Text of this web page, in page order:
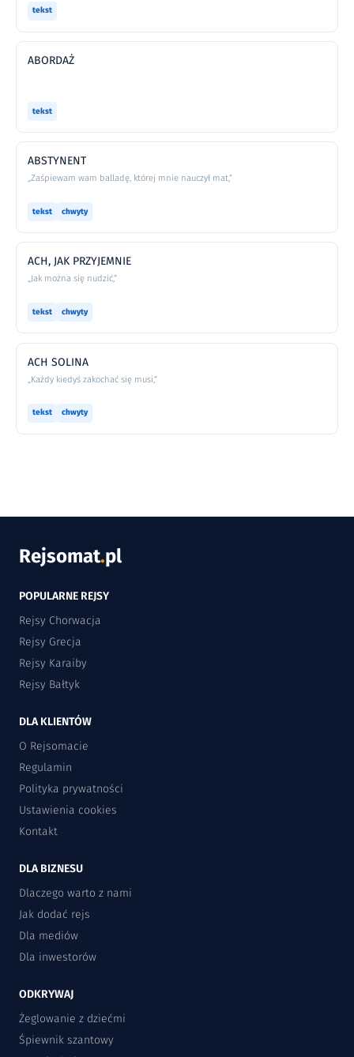
tekst
ABORDAŻ
tekst
ABSTYNENT
„Zaśpiewam wam balladę, której mnie nauczył mat,”
tekst chwyty
ACH, JAK PRZYJEMNIE
„Jak można się nudzić,”
tekst chwyty
ACH SOLINA
„Każdy kiedyś zakochać się musi,”
tekst chwyty
Rejsomat.pl
POPULARNE REJSY
Rejsy Chorwacja
Rejsy Grecja
Rejsy Karaiby
Rejsy Bałtyk
DLA KLIENTÓW
O Rejsomacie
Regulamin
Polityka prywatności
Ustawienia cookies
Kontakt
DLA BIZNESU
Dlaczego warto z nami
Jak dodać rejs
Dla mediów
Dla inwestorów
ODKRYWAJ
Żeglowanie z dziećmi
Śpiewnik szantowy